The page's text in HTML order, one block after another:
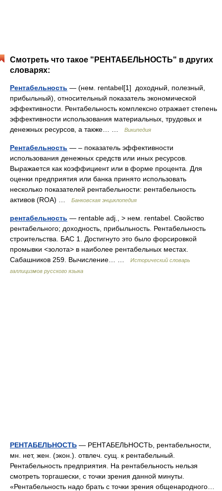
Смотреть что такое "РЕНТАБЕЛЬНОСТЬ" в других
словарях:
Рентабельность — (нем. rentabel[1] доходный, полезный,
прибыльный), относительный показатель экономической
эффективности. Рентабельность комплексно отражает степень
эффективности использования материальных, трудовых и
денежных ресурсов, а также… …
Википедия
Рентабельность — – показатель эффективности
использования денежных средств или иных ресурсов.
Выражается как коэффициент или в форме процента. Для
оценки предприятия или банка принято использовать
несколько показателей рентабельности: рентабельность
активов (ROA) …
Банковская энциклопедия
рентабельность — rentable adj., > нем. rentabel. Свойство
рентабельного; доходность, прибыльность. Рентабельность
строительства. БАС 1. Достигнуто это было форсировкой
промывки <золота> в наиболее рентабельных местах.
Сабашников 259. Вычисление… …
Исторический словарь
галлицизмов русского языка
РЕНТАБЕЛЬНОСТЬ — РЕНТАБЕЛЬНОСТЬ, рентабельности,
мн. нет, жен. (экон.). отвлеч. сущ. к рентабельный.
Рентабельность предприятия. На рентабельность нельзя
смотреть торгашески, с точки зрения данной минуты.
«Рентабельность надо брать с точки зрения общенародного…